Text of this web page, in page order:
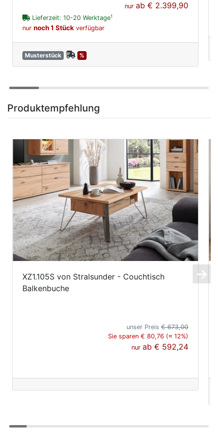
nurab€ 2.399,90
Lieferzeit: 10-20 Werktage1
nur noch 1 Stück verfügbar
Musterstück %
Produktempfehlung
XZ1.105S von Stralsunder - Couchtisch
Balkenbuche
unser Preis€ 673,00
Sie sparen € 80,76 (≈ 12%)
nurab€ 592,24